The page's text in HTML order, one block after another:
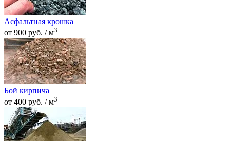
Асфальтная крошка
от 900 руб. / м3
Бой кирпича
от 400 руб. / м3